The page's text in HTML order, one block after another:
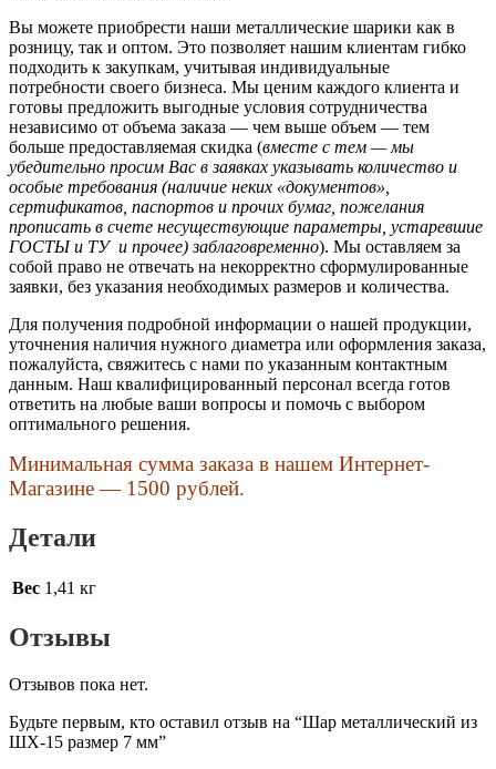
Вы можете приобрести наши металлические шарики как в
розницу, так и оптом. Это позволяет нашим клиентам гибко
подходить к закупкам, учитывая индивидуальные
потребности своего бизнеса. Мы ценим каждого клиента и
готовы предложить выгодные условия сотрудничества
независимо от объема заказа — чем выше объем — тем
больше предоставляемая скидка (вместе с тем — мы
убедительно просим Вас в заявках указывать количество и
особые требования (наличие неких «документов»,
сертификатов, паспортов и прочих бумаг, пожелания
прописать в счете несуществующие параметры, устаревшие
ГОСТЫ и ТУ и прочее) заблаговременно). Мы оставляем за
собой право не отвечать на некорректно сформулированные
заявки, без указания необходимых размеров и количества.
Для получения подробной информации о нашей продукции,
уточнения наличия нужного диаметра или оформления заказа,
пожалуйста, свяжитесь с нами по указанным контактным
данным. Наш квалифицированный персонал всегда готов
ответить на любые ваши вопросы и помочь с выбором
оптимального решения.
Минимальная сумма заказа в нашем Интернет-
Магазине — 1500 рублей.
Детали
Вес 1,41 кг
Отзывы
Отзывов пока нет.
Будьте первым, кто оставил отзыв на “Шар металлический из
ШХ-15 размер 7 мм”